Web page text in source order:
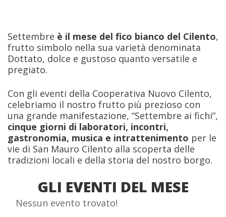
Settembre è il mese del fico bianco del Cilento,
frutto simbolo nella sua varietà denominata
Dottato, dolce e gustoso quanto versatile e
pregiato.
Con gli eventi della Cooperativa Nuovo Cilento,
celebriamo il nostro frutto più prezioso con
una grande manifestazione, “Settembre ai fichi”,
cinque giorni di laboratori, incontri,
gastronomia, musica e intrattenimento per le
vie di San Mauro Cilento alla scoperta delle
tradizioni locali e della storia del nostro borgo.
GLI EVENTI DEL MESE
Nessun evento trovato!